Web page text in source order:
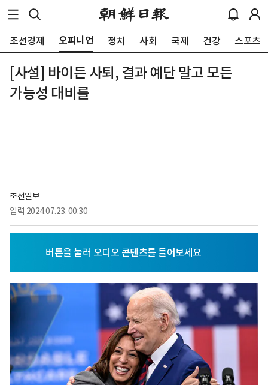
조선경제 오피니언 정치 사회 국제 건강 스포츠
[사설] 바이든 사퇴, 결과 예단 말고 모든
가능성 대비를
조선일보
입력 2024.07.23. 00:30